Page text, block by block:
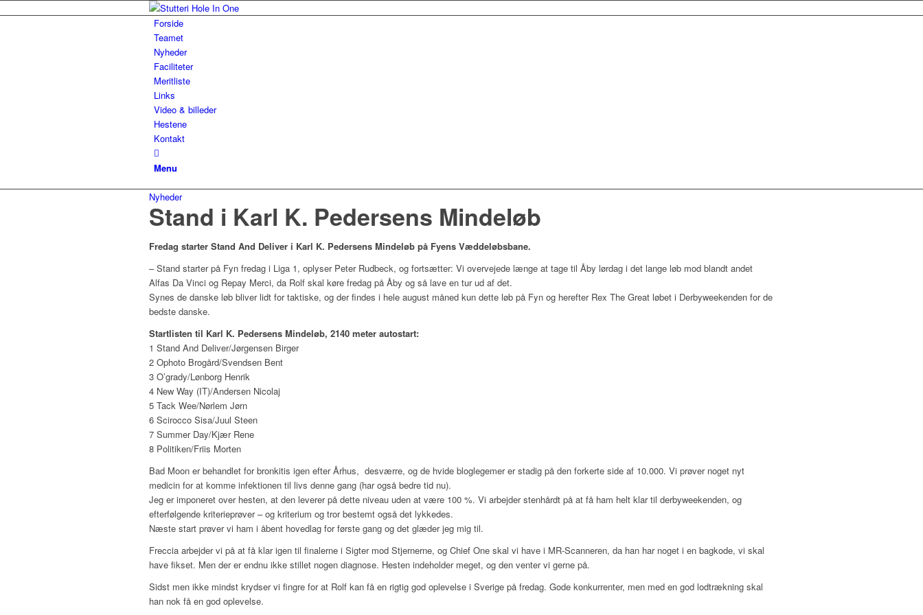
Forside
Teamet
Nyheder
Faciliteter
Meritliste
Links
Video & billeder
Hestene
Kontakt
Menu
Nyheder
Stand i Karl K. Pedersens Mindeløb
Fredag starter Stand And Deliver i Karl K. Pedersens Mindeløb på Fyens Væddeløbsbane.
– Stand starter på Fyn fredag i Liga 1, oplyser Peter Rudbeck, og fortsætter: Vi overvejede længe at tage til Åby lørdag i det lange løb mod blandt andet
Alfas Da Vinci og Repay Merci, da Rolf skal køre fredag på Åby og så lave en tur ud af det.
Synes de danske løb bliver lidt for taktiske, og der findes i hele august måned kun dette løb på Fyn og herefter Rex The Great løbet i Derbyweekenden for de
bedste danske.
Startlisten til Karl K. Pedersens Mindeløb, 2140 meter autostart:
1 Stand And Deliver/Jørgensen Birger
2 Ophoto Brogård/Svendsen Bent
3 O’grady/Lønborg Henrik
4 New Way (IT)/Andersen Nicolaj
5 Tack Wee/Nørlem Jørn
6 Scirocco Sisa/Juul Steen
7 Summer Day/Kjær Rene
8 Politiken/Friis Morten
Bad Moon er behandlet for bronkitis igen efter Århus, desværre, og de hvide bloglegemer er stadig på den forkerte side af 10.000. Vi prøver noget nyt
medicin for at komme infektionen til livs denne gang (har også bedre tid nu).
Jeg er imponeret over hesten, at den leverer på dette niveau uden at være 100 %. Vi arbejder stenhårdt på at få ham helt klar til derbyweekenden, og
efterfølgende kriterieprøver – og kriterium og tror bestemt også det lykkedes.
Næste start prøver vi ham i åbent hovedlag for første gang og det glæder jeg mig til.
Freccia arbejder vi på at få klar igen til finalerne i Sigter mod Stjernerne, og Chief One skal vi have i MR-Scanneren, da han har noget i en bagkode, vi skal
have fikset. Men der er endnu ikke stillet nogen diagnose. Hesten indeholder meget, og den venter vi gerne på.
Sidst men ikke mindst krydser vi fingre for at Rolf kan få en rigtig god oplevelse i Sverige på fredag. Gode konkurrenter, men med en god lodtrækning skal
han nok få en god oplevelse.